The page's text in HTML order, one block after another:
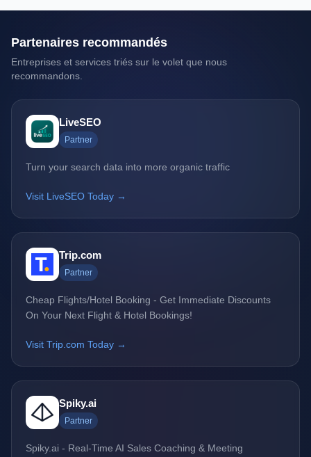
Partenaires recommandés
Entreprises et services triés sur le volet que nous
recommandons.
LiveSEO
Partner
Turn your search data into more organic traffic
Visit LiveSEO Today →
Trip.com
Partner
Cheap Flights/Hotel Booking - Get Immediate Discounts
On Your Next Flight & Hotel Bookings!
Visit Trip.com Today →
Spiky.ai
Partner
Spiky.ai - Real-Time AI Sales Coaching & Meeting